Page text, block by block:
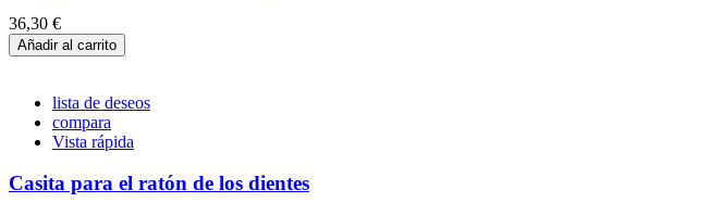
36,30 €
Añadir al carrito
lista de deseos
compara
Vista rápida
Casita para el ratón de los dientes